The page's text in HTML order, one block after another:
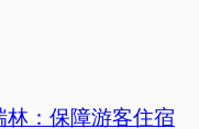
：保障游客住宿